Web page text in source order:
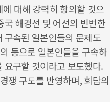
대해 강력히 항의할 것으
해경선 및 어선의 빈번한
구속된 일본인들의 문제도
등으로 일본인들을 구속하
구할 것이라고 보도했다.
쟁 구도를 반영하며, 회담의